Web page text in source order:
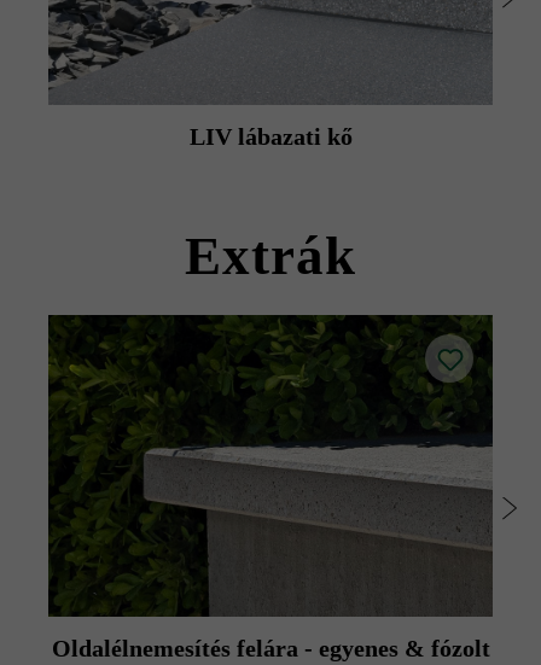
Védje betonlapjait az éles peremű teraszbútorok által
okozott sérülésektől.
LIV lábazati kő
Extrák
Oldalélnemesítés felára - egyenes & fózolt